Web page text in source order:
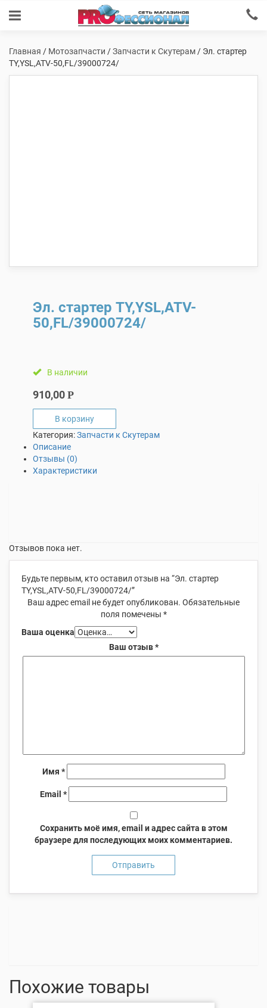
Главная / Мотозапчасти /Запчасти к Скутерам / Эл. стартер
TY,YSL,ATV-50,FL/39000724/
Эл. стартер TY,YSL,ATV-
50,FL/39000724/
В наличии
910,00 Р
В корзину
Категория:Запчасти к Скутерам
Описание
Отзывы (0)
Характеристики
Отзывов пока нет.
Будьте первым, кто оставил отзыв на “Эл. стартер
TY,YSL,ATV-50,FL/39000724/”
Ваш адрес email не будет опубликован. Обязательные
поля помечены *
Ваша оценка
Ваш отзыв*
Имя *
Email *
Сохранить моё имя, email и адрес сайта в этом
браузере для последующих моих комментариев.
Похожие товары